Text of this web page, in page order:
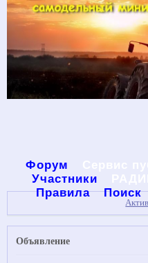
Форум
Участники
Правила
Поиск
Объявление